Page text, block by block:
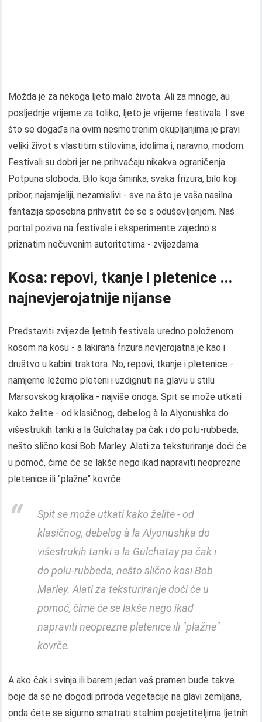
Možda je za nekoga ljeto malo života. Ali za mnoge, au
posljednje vrijeme za toliko, ljeto je vrijeme festivala. I sve
što se događa na ovim nesmotrenim okupljanjima je pravi
veliki život s vlastitim stilovima, idolima i, naravno, modom.
Festivali su dobri jer ne prihvaćaju nikakva ograničenja.
Potpuna sloboda. Bilo koja šminka, svaka frizura, bilo koji
pribor, najsmjeliji, nezamislivi - sve na što je vaša nasilna
fantazija sposobna prihvatit će se s oduševljenjem. Naš
portal poziva na festivale i eksperimente zajedno s
priznatim nečuvenim autoritetima - zvijezdama.
Kosa: repovi, tkanje i pletenice ...
najnevjerojatnije nijanse
Predstaviti zvijezde ljetnih festivala uredno položenom
kosom na kosu - a lakirana frizura nevjerojatna je kao i
društvo u kabini traktora. No, repovi, tkanje i pletenice -
namjerno ležerno pleteni i uzdignuti na glavu u stilu
Marsovskog krajolika - najviše onoga. Spit se može utkati
kako želite - od klasičnog, debelog à la Alyonushka do
višestrukih tanki a la Gülchatay pa čak i do polu-rubbeda,
nešto slično kosi Bob Marley. Alati za teksturiranje doći će
u pomoć, čime će se lakše nego ikad napraviti neoprezne
pletenice ili "plažne" kovrče.
Spit se može utkati kako želite - od
klasičnog, debelog à la Alyonushka do
višestrukih tanki a la Gülchatay pa čak i
do polu-rubbeda, nešto slično kosi Bob
Marley. Alati za teksturiranje doći će u
pomoć, čime će se lakše nego ikad
napraviti neoprezne pletenice ili "plažne"
kovrče.
A ako čak i svinja ili barem jedan vaš pramen bude takve
boje da se ne dogodi priroda vegetacije na glavi zemljana,
onda ćete se sigurno smatrati stalnim posjetiteljima ljetnih